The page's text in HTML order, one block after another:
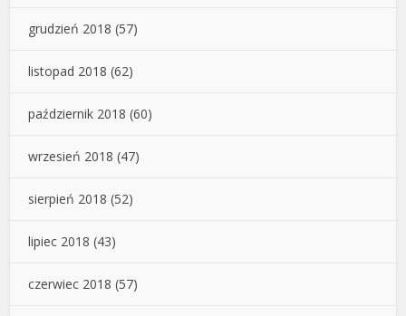
grudzień 2018 (57)
listopad 2018 (62)
październik 2018 (60)
wrzesień 2018 (47)
sierpień 2018 (52)
lipiec 2018 (43)
czerwiec 2018 (57)